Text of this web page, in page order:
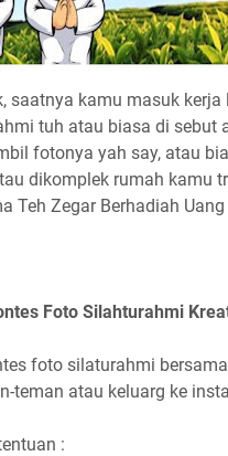
saatnya kamu masuk
tuh atau biasa di sebut
fotonya yah say, atau
dikomplek rumah kamu
Teh Zegar Berhadiah
Foto Silahturahmi
foto silaturahmi
teman atau keluarg ke
: